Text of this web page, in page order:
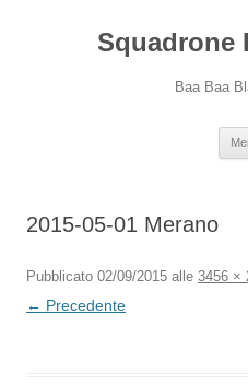
Squadrone
Baa Baa
2015-05-01 Merano
Pubblicato 02/09/2015 alle 3456 ×
← Precedente